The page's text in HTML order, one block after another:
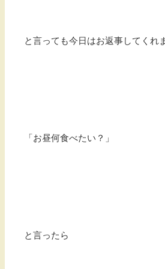
と言っても今日はお返事してくれ
「お昼何食べたい？」
と言ったら